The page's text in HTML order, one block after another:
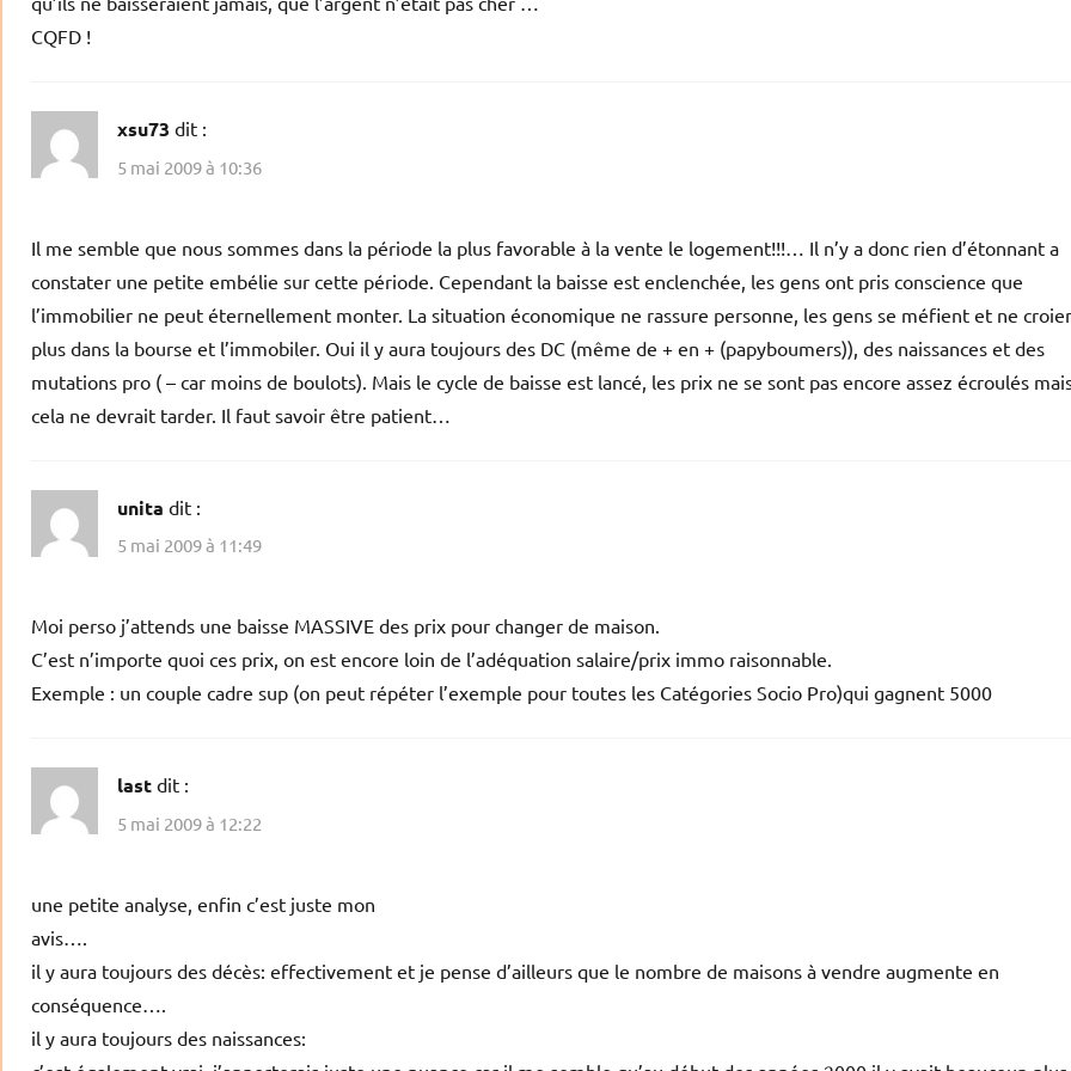
CQFD !
xsu73 dit :
5 mai 2009 à 10:36
Il me semble que nous sommes dans la période la plus favorable à la vente le logement!!!… Il n’y a donc rien d’étonnant a
constater une petite embélie sur cette période. Cependant la baisse est enclenchée, les gens ont pris conscience que
l’immobilier ne peut éternellement monter. La situation économique ne rassure personne, les gens se méfient et ne
plus dans la bourse et l’immobiler. Oui il y aura toujours des DC (même de + en + (papyboumers)), des naissances et des
mutations pro ( – car moins de boulots). Mais le cycle de baisse est lancé, les prix ne se sont pas encore assez écroulés
cela ne devrait tarder. Il faut savoir être patient…
unita dit :
5 mai 2009 à 11:49
Moi perso j’attends une baisse MASSIVE des prix pour changer de maison.
C’est n’importe quoi ces prix, on est encore loin de l’adéquation salaire/prix immo raisonnable.
Exemple : un couple cadre sup (on peut répéter l’exemple pour toutes les Catégories Socio Pro)qui gagnent 5000
last dit :
5 mai 2009 à 12:22
une petite analyse, enfin c’est juste mon
avis….
il y aura toujours des décès: effectivement et je pense d’ailleurs que le nombre de maisons à vendre augmente en
conséquence….
il y aura toujours des naissances: